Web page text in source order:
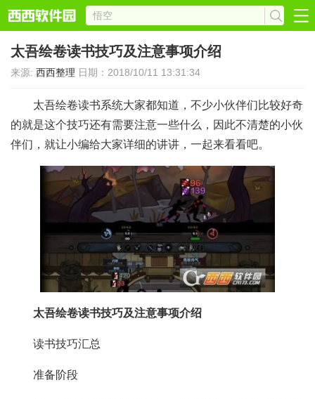
太吾绘卷读书技巧及注意事项介绍
来源: 西西整理 日期：2018/10/11 13:31:34
太吾绘卷读书系统大家都知道，不少小伙伴们比较好奇
的就是这个技巧还有需要注意一些什么，因此不清楚的小伙
伴们，就让小编给大家详细的讲讲，一起来看看吧。
太吾绘卷读书技巧及注意事项介绍
读书技巧汇总
准备阶段